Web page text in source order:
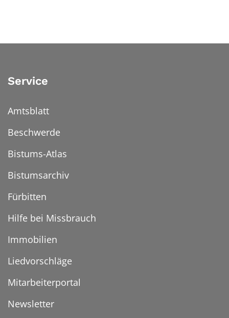
Service
Amtsblatt
Beschwerde
Bistums-Atlas
Bistumsarchiv
Fürbitten
Hilfe bei Missbrauch
Immobilien
Liedvorschläge
Mitarbeiterportal
Newsletter